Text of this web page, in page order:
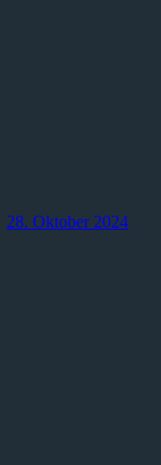
28. Oktober 2024